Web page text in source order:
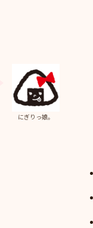
にぎりっ娘。